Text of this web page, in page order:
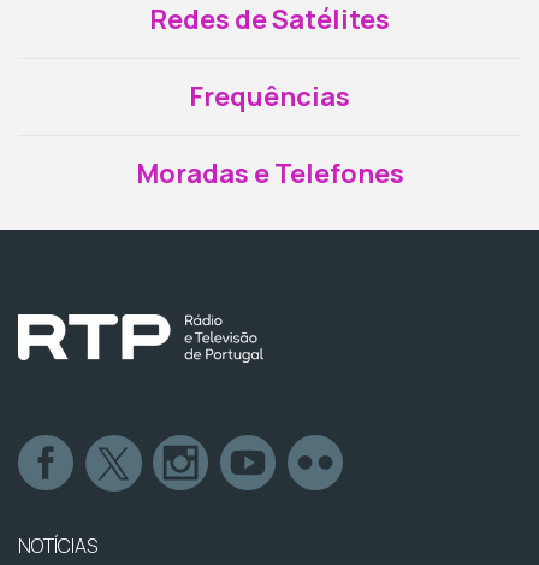
Redes de Satélites
Frequências
Moradas e Telefones
NOTÍCIAS